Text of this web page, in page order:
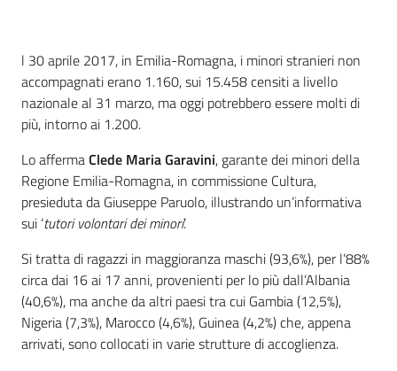
Per i cittadini
Introduzione
l 30 aprile 2017, in Emilia-Romagna, i minori stranieri non
accompagnati erano 1.160, sui 15.458 censiti a livello
nazionale al 31 marzo, ma oggi potrebbero essere molti di
più, intorno ai 1.200.
Lo affermaClede Maria Garavini, garante dei minori della
Regione Emilia-Romagna, in commissione Cultura,
presieduta da Giuseppe Paruolo, illustrando un’informativa
sui ‘tutori volontari dei minori’.
Si tratta di ragazzi in maggioranza maschi (93,6%), per l’88%
circa dai 16 ai 17 anni, provenienti per lo più dall’Albania
(40,6%), ma anche da altri paesi tra cui Gambia (12,5%),
Nigeria (7,3%), Marocco (4,6%), Guinea (4,2%) che, appena
arrivati, sono collocati in varie strutture di accoglienza.